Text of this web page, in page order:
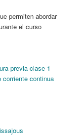
permiten abordar
el curso
previa clase 1
corriente continua